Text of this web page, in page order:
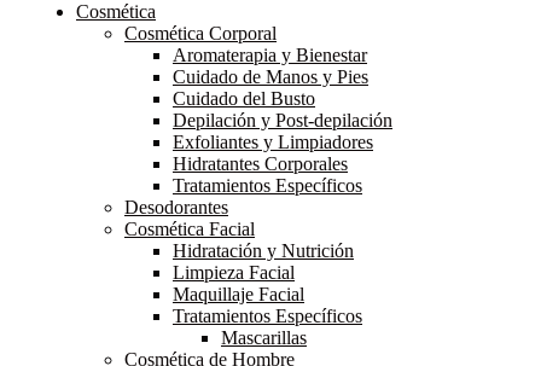
Cosmética
Cosmética Corporal
Aromaterapia y Bienestar
Cuidado de Manos y Pies
Cuidado del Busto
Depilación y Post-depilación
Exfoliantes y Limpiadores
Hidratantes Corporales
Tratamientos Específicos
Desodorantes
Cosmética Facial
Hidratación y Nutrición
Limpieza Facial
Maquillaje Facial
Tratamientos Específicos
Mascarillas
Cosmética de Hombre